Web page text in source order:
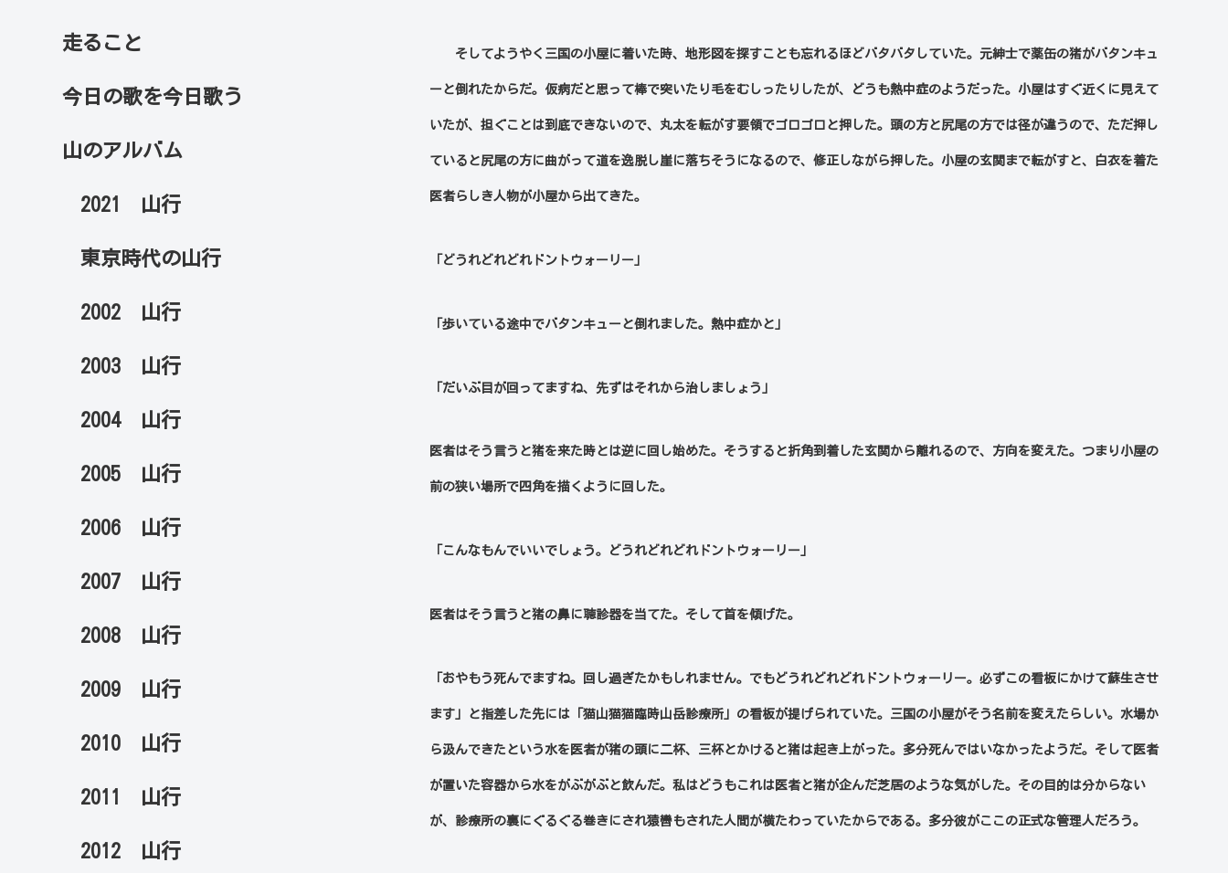
そしてようやく三国の小屋に着いた時、地形図を探すことも忘れるほどバタバタしていた。元紳士で薬缶の猪がバタンキュ
ーと倒れたからだ。仮病だと思って棒で突いたり毛をむしったりしたが、どうも熱中症のようだった。小屋はすぐ近くに見えて
いたが、担ぐことは到底できないので、丸太を転がす要領でゴロゴロと押した。頭の方と尻尾の方では径が違うので、ただ押し
ていると尻尾の方に曲がって道を逸脱し崖に落ちそうになるので、修正しながら押した。小屋の玄関まで転がすと、白衣を着た
医者らしき人物が小屋から出てきた。
「どうれどれどれドントウォーリー」
「歩いている途中でバタンキューと倒れました。熱中症かと」
「だいぶ目が回ってますね、先ずはそれから治しましょう」
医者はそう言うと猪を来た時とは逆に回し始めた。そうすると折角到着した玄関から離れるので、方向を変えた。つまり小屋の
前の狭い場所で四角を描くように回した。
「こんなもんでいいでしょう。どうれどれどれドントウォーリー」
医者はそう言うと猪の鼻に聴診器を当てた。そして首を傾げた。
「おやもう死んでますね。回し過ぎたかもしれません。でもどうれどれどれドントウォーリー。必ずこの看板にかけて蘇生させ
ます」と指差した先には「猫山猫猫臨時山岳診療所」の看板が提げられていた。三国の小屋がそう名前を変えたらしい。水場か
ら汲んできたという水を医者が猪の頭に二杯、三杯とかけると猪は起き上がった。多分死んではいなかったようだ。そして医者
が置いた容器から水をがぶがぶと飲んだ。私はどうもこれは医者と猪が企んだ芝居のような気がした。その目的は分からない
が、診療所の裏にぐるぐる巻きにされ猿轡もされた人間が横たわっていたからである。多分彼がここの正式な管理人だろう。
走ること
今日の歌を今日歌う
山のアルバム
2021 山行
東京時代の山行
2002 山行
2003 山行
2004 山行
2005 山行
2006 山行
2007 山行
2008 山行
2009 山行
2010 山行
2011 山行
2012 山行